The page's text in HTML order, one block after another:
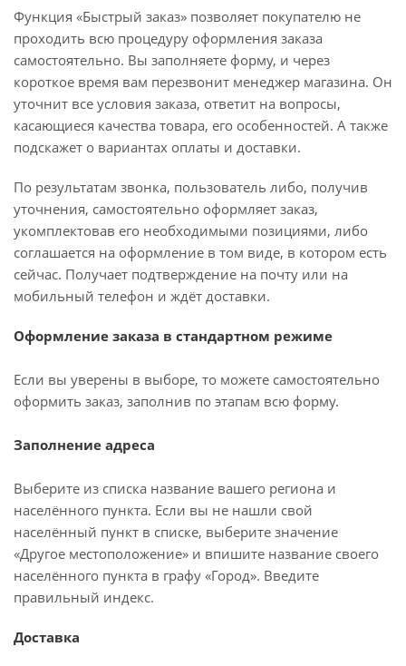
Функция «Быстрый заказ» позволяет покупателю не
проходить всю процедуру оформления заказа
самостоятельно. Вы заполняете форму, и через
короткое время вам перезвонит менеджер магазина. Он
уточнит все условия заказа, ответит на вопросы,
касающиеся качества товара, его особенностей. А также
подскажет о вариантах оплаты и доставки.
По результатам звонка, пользователь либо, получив
уточнения, самостоятельно оформляет заказ,
укомплектовав его необходимыми позициями, либо
соглашается на оформление в том виде, в котором есть
сейчас. Получает подтверждение на почту или на
мобильный телефон и ждёт доставки.
Оформление заказа в стандартном режиме
Если вы уверены в выборе, то можете самостоятельно
оформить заказ, заполнив по этапам всю форму.
Заполнение адреса
Выберите из списка название вашего региона и
населённого пункта. Если вы не нашли свой
населённый пункт в списке, выберите значение
«Другое местоположение» и впишите название своего
населённого пункта в графу «Город». Введите
правильный индекс.
Доставка